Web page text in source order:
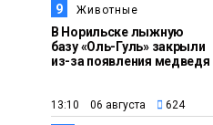
9 Животные
В Норильске лыжную
базу «Оль-Гуль» закрыли
из-за появления медведя
13:10 06 августа 624